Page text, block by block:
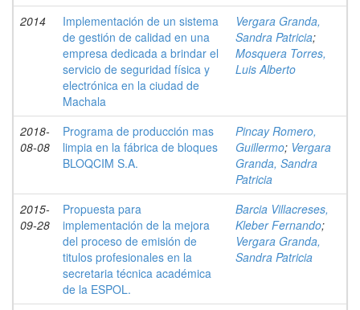
2014
Implementación de un sistema
de gestión de calidad en una
empresa dedicada a brindar el
servicio de seguridad física y
electrónica en la ciudad de
Machala
Vergara Granda,
Sandra Patricia;
Mosquera Torres,
Luis Alberto
2018-
08-08
Programa de producción mas
limpia en la fábrica de bloques
BLOQCIM S.A.
Pincay Romero,
Guillermo; Vergara
Granda, Sandra
Patricia
2015-
09-28
Propuesta para
implementación de la mejora
del proceso de emisión de
titulos profesionales en la
secretaria técnica académica
de la ESPOL.
Barcia Villacreses,
Kleber Fernando;
Vergara Granda,
Sandra Patricia